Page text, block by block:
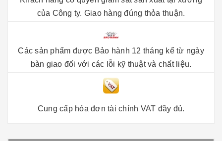
của Công ty. Giao hàng đúng thỏa thuận.
Các sản phẩm được Bảo hành 12 tháng kể từ ngày
bàn giao đối với các lỗi kỹ thuật và chất liệu.
Cung cấp hóa đơn tài chính VAT đầy đủ.